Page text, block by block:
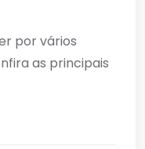
por vários
as principais